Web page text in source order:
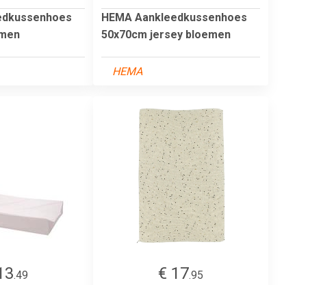
HEMA Aankleedkussenhoes
50x70cm jersey bloemen
HEMA
.49
€ 17.95